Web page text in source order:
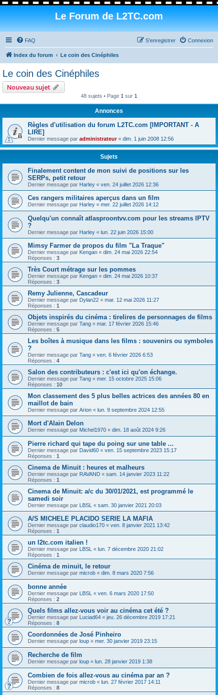
Le Forum de L2TC.com
FAQ Connexion
S’enregistrer
Index du forum Le coin des Cinéphiles
Le coin des Cinéphiles
Nouveau sujet
48 sujets • Page 1 sur 1
Annonces
Règles d'utilisation du forum L2TC.com [IMPORTANT - A
LIRE]
Dernier message par administrateur« dim. 1 juin 2008 12:56
Sujets
Finalement content de mon suivi de positions sur les
SERPs, petit retour
Dernier message par Harley « ven. 24 juillet 2026 12:36
Ces rangers militaires aperçus dans un film
Dernier message par Harley « mer. 22 juillet 2026 14:12
Quelqu'un connaît atlasproontvv.com pour les streams IPTV
?
Dernier message par Harley « lun. 22 juin 2026 15:00
Mimsy Farmer de propos du film "La Traque"
Dernier message par Kengan « dim. 24 mai 2026 22:54
Réponses : 3
Très Court métrage sur les pommes
Dernier message par Kengan « dim. 24 mai 2026 10:37
Réponses : 3
Remy Julienne, Cascadeur
Dernier message par Dylan22 « mar. 12 mai 2026 11:27
Réponses : 1
Objets inspirés du cinéma : tirelires de personnages de films
Dernier message par Tang « mar. 17 février 2026 15:46
Réponses : 5
Les boîtes à musique dans les films : souvenirs ou symboles
?
Dernier message par Tang « ven. 6 février 2026 6:53
Réponses : 4
Salon des contributeurs : c'est ici qu'on échange.
Dernier message par Tang « mer. 15 octobre 2025 15:06
Réponses : 10
Mon classement des 5 plus belles actrices des années 80 en
maillot de bain
Dernier message par Arion « lun. 9 septembre 2024 12:55
Mort d'Alain Delon
Dernier message par Michel1970 « dim. 18 août 2024 9:26
Pierre richard qui tape du poing sur une table ...
Dernier message par David60 « ven. 15 septembre 2023 15:17
Réponses : 1
Cinema de Minuit : heures et malheurs
Dernier message par RAVAND « sam. 14 janvier 2023 11:22
Réponses : 1
Cinema de Minuit: a/c du 30/01/2021, est programmé le
samedi soir
Dernier message par LBSL « sam. 30 janvier 2021 20:03
A/S MICHELE PLACIDO SERIE LA MAFIA
Dernier message par claudio170 « ven. 8 janvier 2021 13:42
Réponses : 1
un l2tc.com italien !
Dernier message par LBSL « lun. 7 décembre 2020 21:02
Réponses : 1
Cinéma de minuit, le retour
Dernier message par microb « dim. 8 mars 2020 7:56
bonne année
Dernier message par LBSL « ven. 6 mars 2020 17:50
Réponses : 2
Quels films allez-vous voir au cinéma cet été ?
Dernier message par Luciad64 « jeu. 26 décembre 2019 17:21
Réponses : 8
Coordonnées de José Pinheiro
Dernier message par loup « mer. 30 janvier 2019 23:15
Recherche de film
Dernier message par loup « lun. 28 janvier 2019 1:38
Combien de fois allez-vous au cinéma par an ?
Dernier message par microb « lun. 27 février 2017 14:11
Réponses : 8